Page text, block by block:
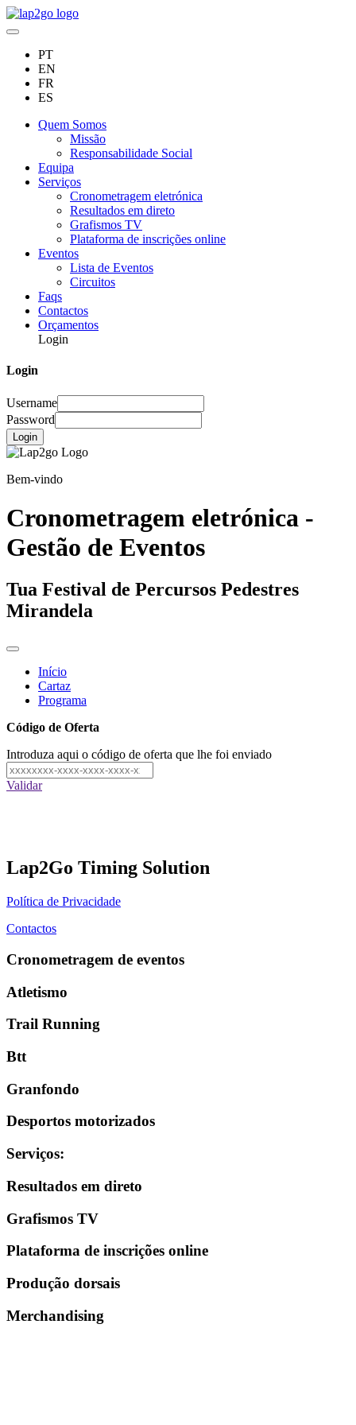
PT
EN
FR
ES
Quem Somos
Missão
Responsabilidade Social
Equipa
Serviços
Cronometragem eletrónica
Resultados em direto
Grafismos TV
Plataforma de inscrições online
Eventos
Lista de Eventos
Circuitos
Faqs
Contactos
Orçamentos
Login
Login
Username
Password
Login
Bem-vindo
Cronometragem eletrónica -
Gestão de Eventos
Tua Festival de Percursos Pedestres
Mirandela
Início
Cartaz
Programa
Código de Oferta
Introduza aqui o código de oferta que lhe foi enviado
Validar
Lap2Go Timing Solution
Política de Privacidade
Contactos
Cronometragem de eventos
Atletismo
Trail Running
Btt
Granfondo
Desportos motorizados
Serviços:
Resultados em direto
Grafismos TV
Plataforma de inscrições online
Produção dorsais
Merchandising